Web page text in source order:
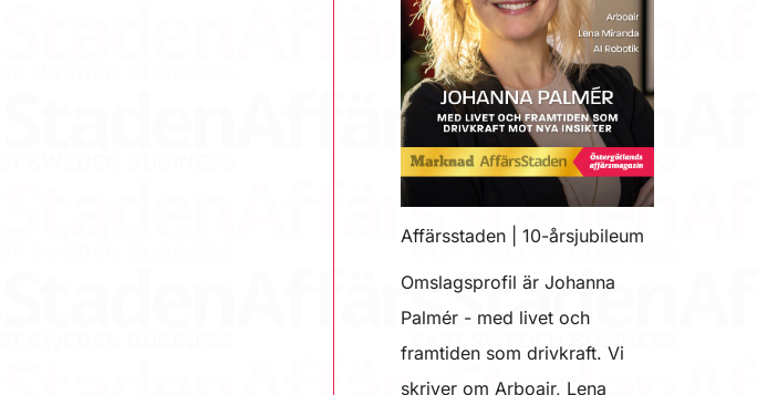
Affärsstaden | 10-årsjubileum
Omslagsprofil är Johanna
Palmér - med livet och
framtiden som drivkraft. Vi
skriver om Arboair, Lena